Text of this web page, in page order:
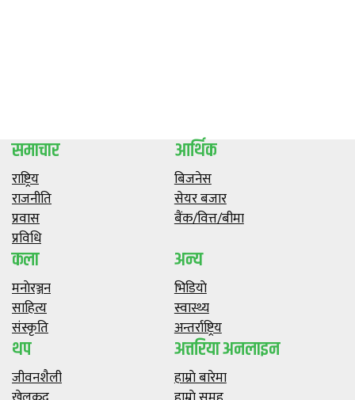
समाचार
राष्ट्रिय
राजनीति
प्रवास
प्रविधि
आर्थिक
बिजनेस
सेयर बजार
बैंक/वित्त/बीमा
कला
मनाेरञ्जन
साहित्य
संस्कृति
अन्य
भिडियाे
स्वास्थ्य
अन्तर्राष्ट्रिय
थप
जीवनशैली
अत्तरिया अनलाइन
हाम्राे बारेमा